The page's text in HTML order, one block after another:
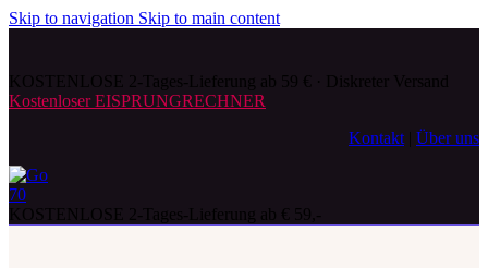
Skip to navigation Skip to main content
Kostenloser EISPRUNGRECHNER
Kontakt
Über uns